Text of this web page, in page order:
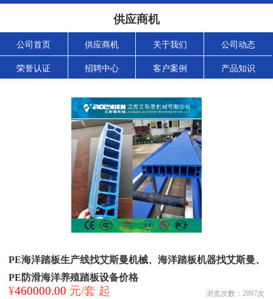
供应商机
公司首页 供应商机 关于我们 公司动态
荣誉认证 招聘中心 客户案例 产品知识
PE海洋踏板生产线找艾斯曼机械、海洋踏板机器找艾斯曼、
PE防滑海洋养殖踏板设备价格
¥460000.00 元/套 起 浏览次数： 2097次